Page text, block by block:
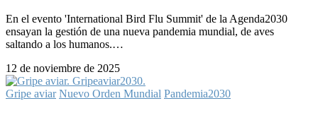
En el evento 'International Bird Flu Summit' de la Agenda2030
ensayan la gestión de una nueva pandemia mundial, de aves
saltando a los humanos.…
12 de noviembre de 2025
Gripe aviar Nuevo Orden Mundial Pandemia2030